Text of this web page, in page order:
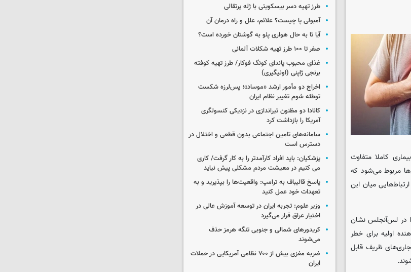
کاملا متفاوت
مربوط می‌شود که
میان این
در لس‌آنجلس نشان
اولیه برای خطر
ظریف قابل
طرز تهیه دسر بیسکویتی با ژله پرتقالی
آمبولی پا چیست؟ علائم، علل و راه درمان آن
آیا تا به حال هواری پلو به گوشتان خورده است؟
صفر تا ۱۰۰ طرز تهیه شکلات آلمانی
غذای محبوب پاندای کونگ فوکار/ طرز تهیه کوفته
برنجی ژاپنی (اونیگیری)
اخراج دو مأمور ارشد «موساد»؛ پس‌لرزه شکست
توطئه شوم تغییر نظام ایران
کانادا دو مظنون تیراندازی در نزدیکی کنسولگری
آمریکا را بازداشت کرد
سامانه‌های تامین اجتماعی بدون قطعی و اختلال در
دسترس است
پزشکیان: باید افراد کارآمدتر را به کار گرفت/ کاری
می کنیم در معیشت مردم مشکلی پیش نیاید
پاسخ قالیباف به ترامپ: واقعیت‌ها را بپذیرید و به
تعهدات خود عمل کنید
وزیر علوم: تجربه ایران در توسعه آموزش عالی در
اختیار عراق قرار می‌گیرد
کریدورهای شمالی و جنوبی تنگه هرمز حذف
می‌شوند
ضربه مغزی بیش از ۷۰۰ نظامی آمریکایی در حملات
ایران